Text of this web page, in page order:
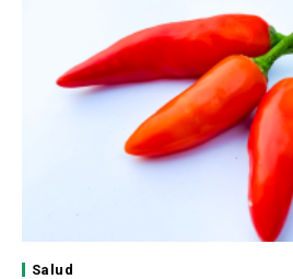
Salud